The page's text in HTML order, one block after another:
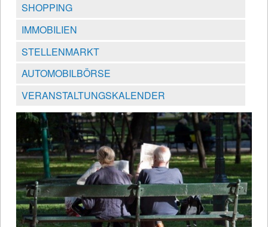
SHOPPING
IMMOBILIEN
STELLENMARKT
AUTOMOBILBÖRSE
VERANSTALTUNGSKALENDER